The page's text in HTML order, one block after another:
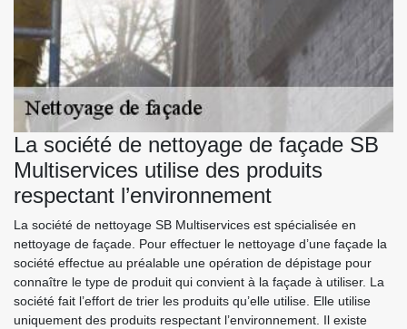
La société de nettoyage de façade SB
Multiservices utilise des produits
respectant l’environnement
La société de nettoyage SB Multiservices est spécialisée en
nettoyage de façade. Pour effectuer le nettoyage d’une façade la
société effectue au préalable une opération de dépistage pour
connaître le type de produit qui convient à la façade à utiliser. La
société fait l’effort de trier les produits qu’elle utilise. Elle utilise
uniquement des produits respectant l’environnement. Il existe